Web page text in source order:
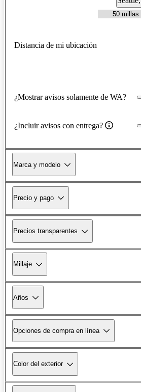
Distancia de mi ubicación
¿Mostrar avisos solamente de WA?
¿Incluir avisos con entrega?
Marca y modelo
Precio y pago
Precios transparentes
Millaje
Años
Opciones de compra en línea
Color del exterior